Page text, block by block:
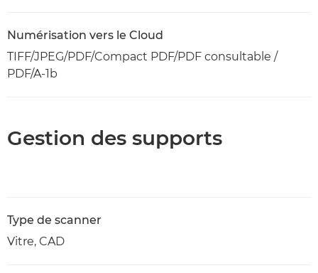
Numérisation vers le Cloud
TIFF/JPEG/PDF/Compact PDF/PDF consultable /
PDF/A-1b
Gestion des supports
Type de scanner
Vitre, CAD